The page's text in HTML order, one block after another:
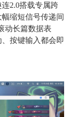
2.0搭载专属跨
缩短信号传递间
动长篇数据表
按键输入都会即